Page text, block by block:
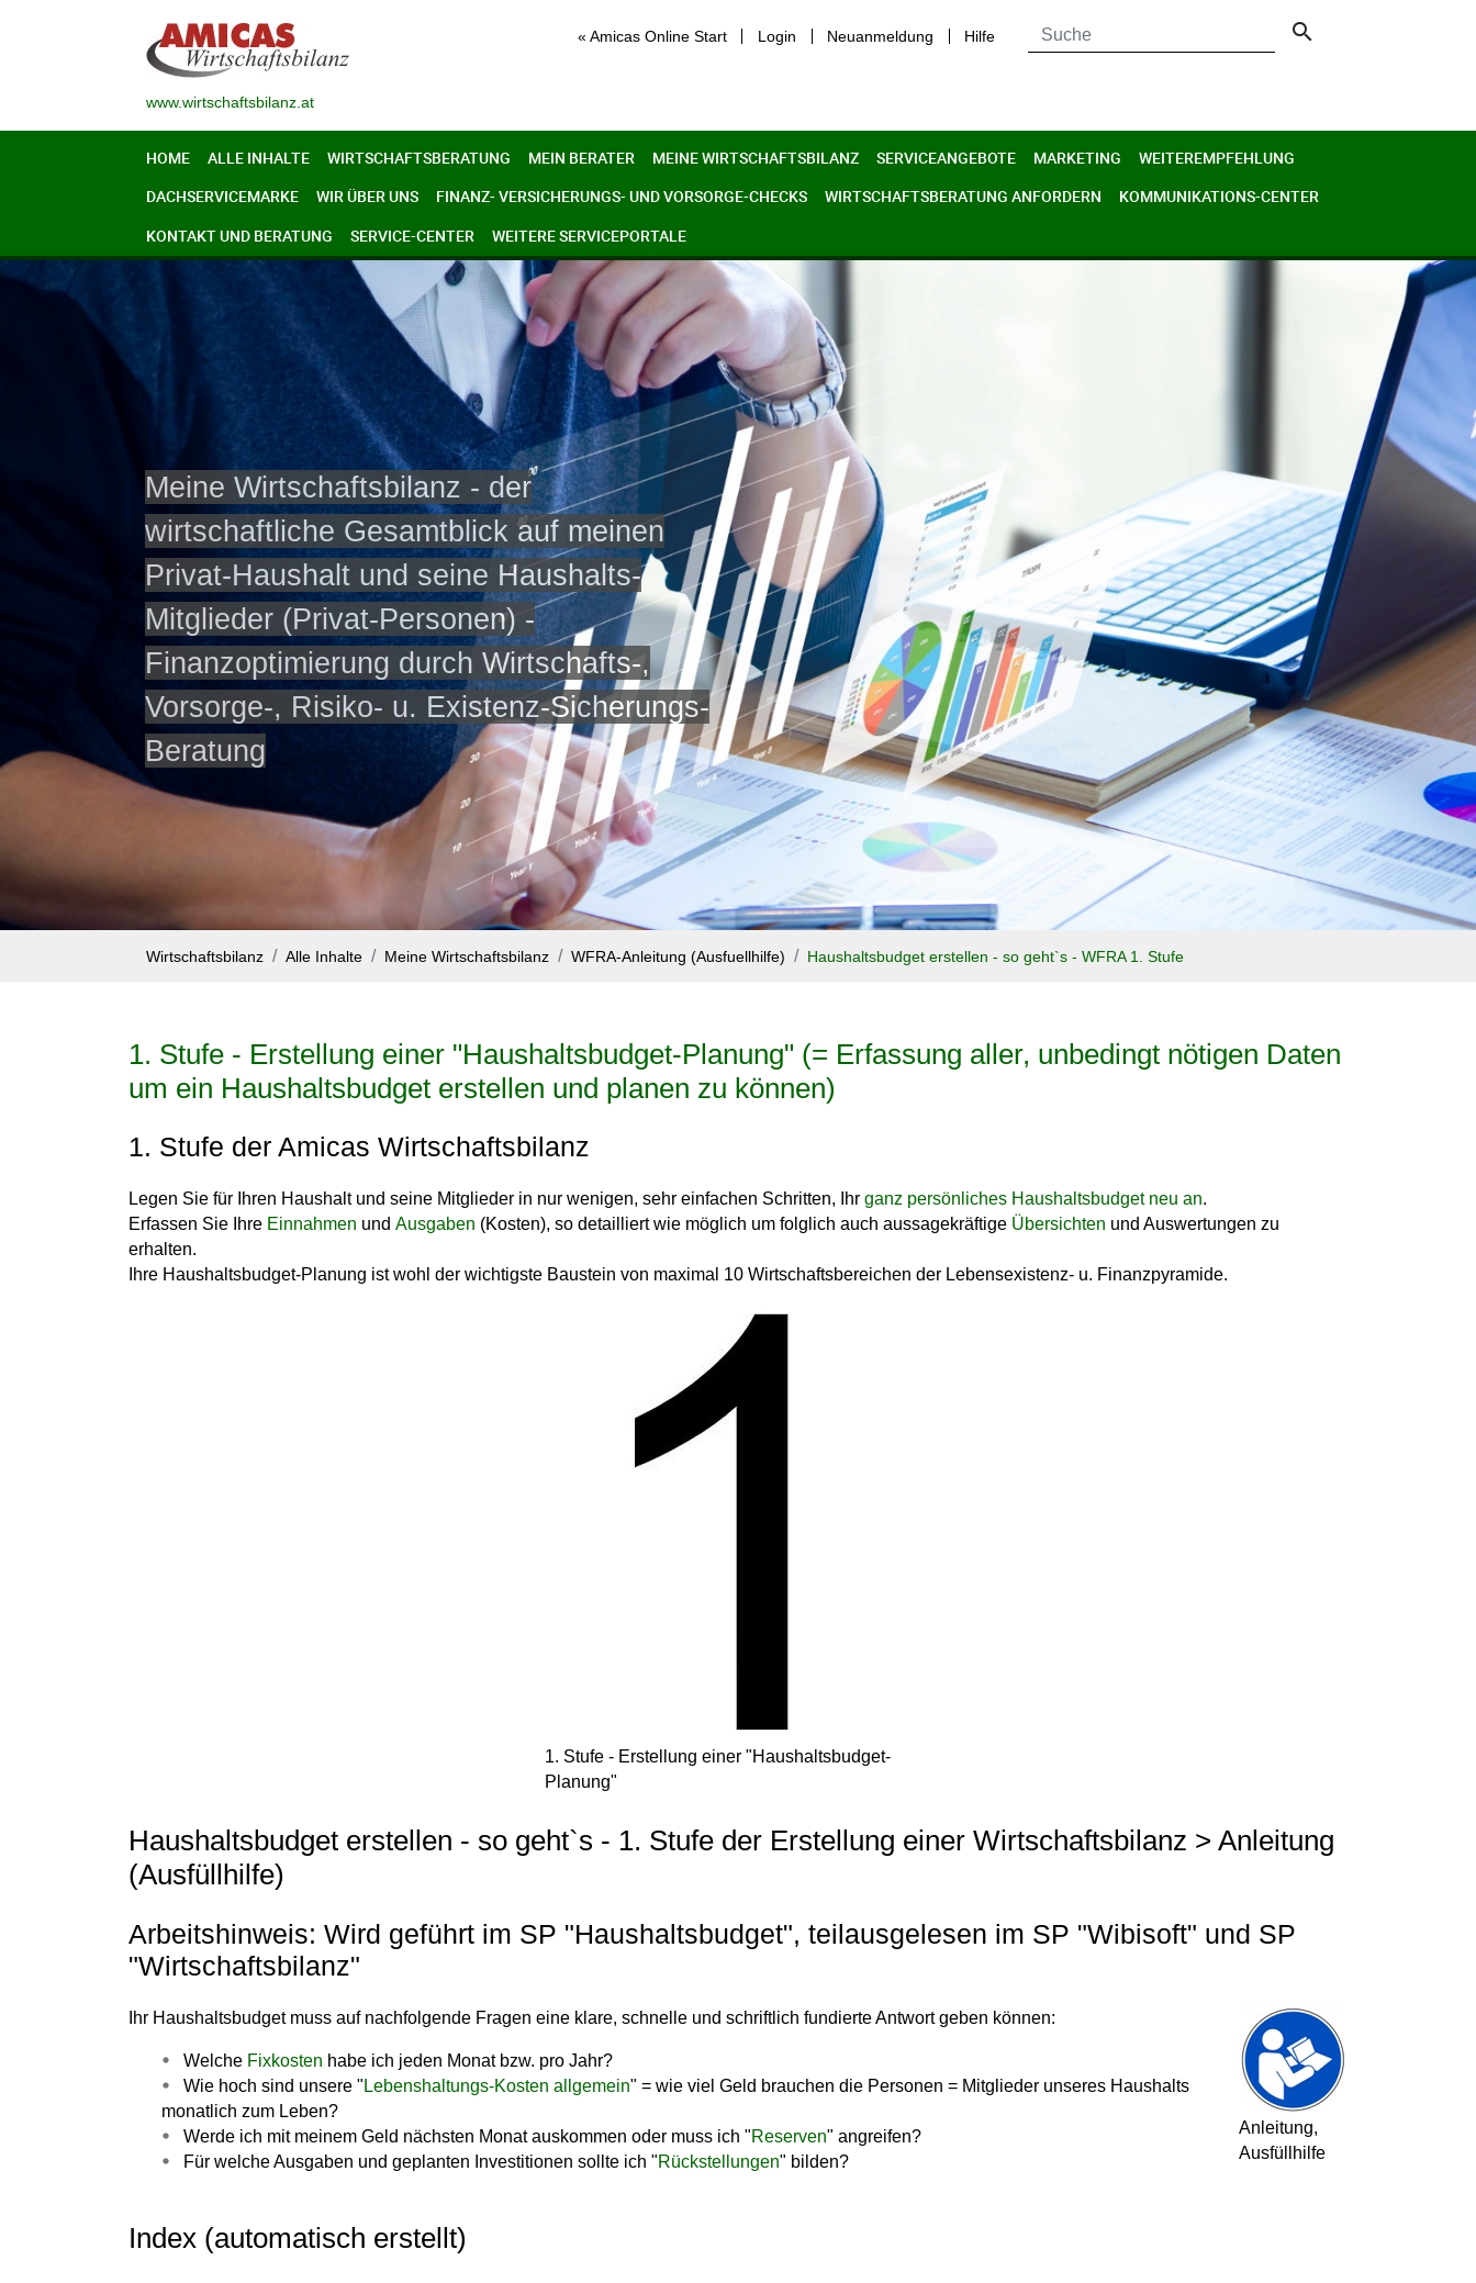
« Amicas Online Start Login Neuanmeldung Hilfe search
www.wirtschaftsbilanz.at
HOME ALLE INHALTE WIRTSCHAFTSBERATUNG MEIN BERATER MEINE WIRTSCHAFTSBILANZ SERVICEANGEBOTE MARKETING
WEITEREMPFEHLUNG
DACHSERVICEMARKE
WIR ÜBER UNS FINANZ- VERSICHERUNGS- UND VORSORGE-CHECKS WIRTSCHAFTSBERATUNG ANFORDERN
KOMMUNIKATIONS-CENTER
KONTAKT UND BERATUNG
SERVICE-CENTER WEITERE SERVICEPORTALE
Meine Wirtschaftsbilanz - der
wirtschaftliche Gesamtblick auf meinen
Privat-Haushalt und seine Haushalts-
Mitglieder (Privat-Personen) -
Finanzoptimierung durch Wirtschafts-,
Vorsorge-, Risiko- u. Existenz-Sicherungs-
Beratung
Wirtschaftsbilanz Alle Inhalte Meine Wirtschaftsbilanz WFRA-Anleitung (Ausfuellhilfe) Haushaltsbudget erstellen - so geht`s - WFRA 1. Stufe
1. Stufe - Erstellung einer "Haushaltsbudget-Planung" (= Erfassung aller, unbedingt nötigen Daten
um ein Haushaltsbudget erstellen und planen zu können)
1. Stufe der Amicas Wirtschaftsbilanz
Legen Sie für Ihren Haushalt und seine Mitglieder in nur wenigen, sehr einfachen Schritten, Ihr ganz persönliches Haushaltsbudget neu an.
Erfassen Sie Ihre Einnahmen und Ausgaben (Kosten), so detailliert wie möglich um folglich auch aussagekräftige Übersichten und Auswertungen zu
erhalten.
Ihre Haushaltsbudget-Planung ist wohl der wichtigste Baustein von maximal 10 Wirtschaftsbereichen der Lebensexistenz- u. Finanzpyramide.
1. Stufe - Erstellung einer "Haushaltsbudget-
Planung"
Haushaltsbudget erstellen - so geht`s - 1. Stufe der Erstellung einer Wirtschaftsbilanz > Anleitung
(Ausfüllhilfe)
Arbeitshinweis: Wird geführt im SP "Haushaltsbudget", teilausgelesen im SP "Wibisoft" und SP
"Wirtschaftsbilanz"
Anleitung,
Ausfüllhilfe
Ihr Haushaltsbudget muss auf nachfolgende Fragen eine klare, schnelle und schriftlich fundierte Antwort geben können:
Welche Fixkosten habe ich jeden Monat bzw. pro Jahr?
Wie hoch sind unsere " Lebenshaltungs-Kosten allgemein" = wie viel Geld brauchen die Personen = Mitglieder unseres Haushalts
monatlich zum Leben?
Werde ich mit meinem Geld nächsten Monat auskommen oder muss ich "Reserven" angreifen?
Für welche Ausgaben und geplanten Investitionen sollte ich "Rückstellungen" bilden?
Index (automatisch erstellt)